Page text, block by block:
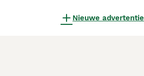
Nieuwe advertentie